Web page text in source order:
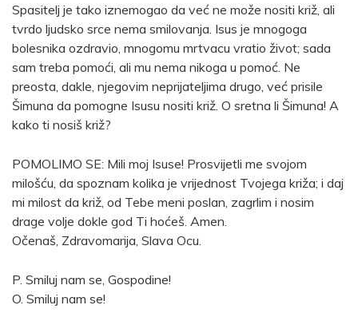
Spasitelj je tako iznemogao da već ne može nositi križ, ali
tvrdo ljudsko srce nema smilovanja. Isus je mnogoga
bolesnika ozdravio, mnogomu mrtvacu vratio život; sada
sam treba pomoći, ali mu nema nikoga u pomoć. Ne
preosta, dakle, njegovim neprijateljima drugo, već prisile
Šimuna da pomogne Isusu nositi križ. O sretna li Šimuna! A
kako ti nosiš križ?
POMOLIMO SE: Mili moj Isuse! Prosvijetli me svojom
milošću, da spoznam kolika je vrijednost Tvojega križa; i daj
mi milost da križ, od Tebe meni poslan, zagrlim i nosim
drage volje dokle god Ti hoćeš. Amen.
Očenaš, Zdravomarija, Slava Ocu.
P. Smiluj nam se, Gospodine!
O. Smiluj nam se!